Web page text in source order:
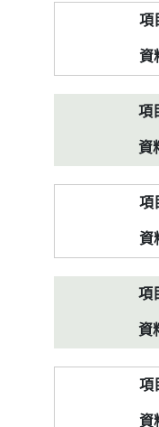
料